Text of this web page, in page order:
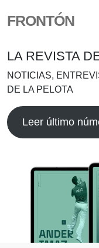
FRONTÓN
LA REVISTA
NOTICIAS,
DE LA PELOTA
Leer último